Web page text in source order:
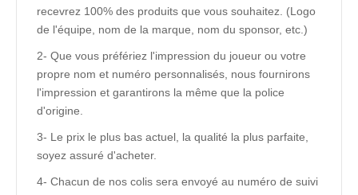
recevrez 100% des produits que vous souhaitez. (Logo
de l'équipe, nom de la marque, nom du sponsor, etc.)
2- Que vous préfériez l'impression du joueur ou votre
propre nom et numéro personnalisés, nous fournirons
l'impression et garantirons la même que la police
d'origine.
3- Le prix le plus bas actuel, la qualité la plus parfaite,
soyez assuré d'acheter.
4- Chacun de nos colis sera envoyé au numéro de suivi